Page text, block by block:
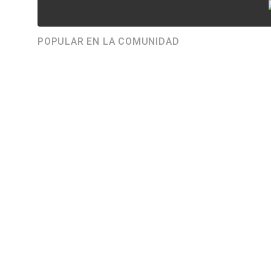
POPULAR EN LA COMUNIDAD